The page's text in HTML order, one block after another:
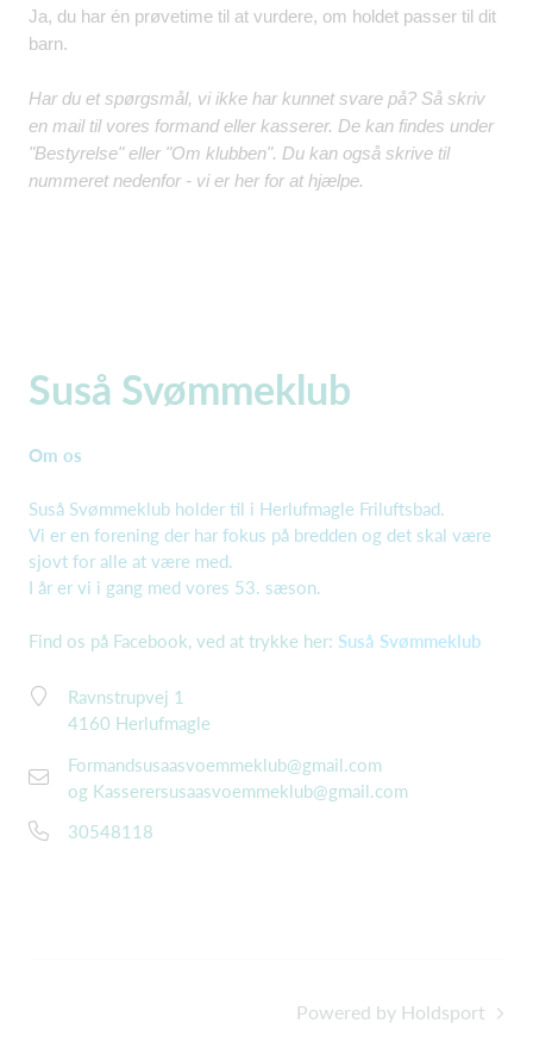
Ja, du har én prøvetime til at vurdere, om holdet passer til dit
barn.​
Har du et spørgsmål, vi ikke har kunnet svare på? Så skriv
en mail til vores formand eller kasserer. De kan findes under
"Bestyrelse" eller "Om klubben". Du kan også skrive til
nummeret nedenfor - vi er her for at hjælpe.
Suså Svømmeklub
Om os
Suså Svømmeklub holder til i Herlufmagle Friluftsbad.
Vi er en forening der har fokus på bredden og det skal være
sjovt for alle at være med.
I år er vi i gang med vores 53. sæson.
Find os på Facebook, ved at trykke her: Suså Svømmeklub
Ravnstrupvej 1
4160 Herlufmagle
Formandsusaasvoemmeklub@gmail.com
og Kasserersusaasvoemmeklub@gmail.com
30548118
Powered by Holdsport